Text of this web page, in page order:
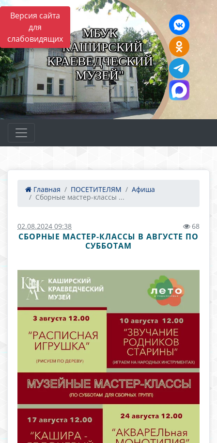
Версия сайта
для
слабовидящих
МБУК
"КАШИРСКИЙ
КРАЕВЕДЧЕСКИЙ
МУЗЕЙ"
Главная ПОСЕТИТЕЛЯМ
Афиша
Сборные мастер-классы ...
02.08.2024 09:38 68
СБОРНЫЕ МАСТЕР-КЛАССЫ В АВГУСТЕ ПО
СУББОТАМ